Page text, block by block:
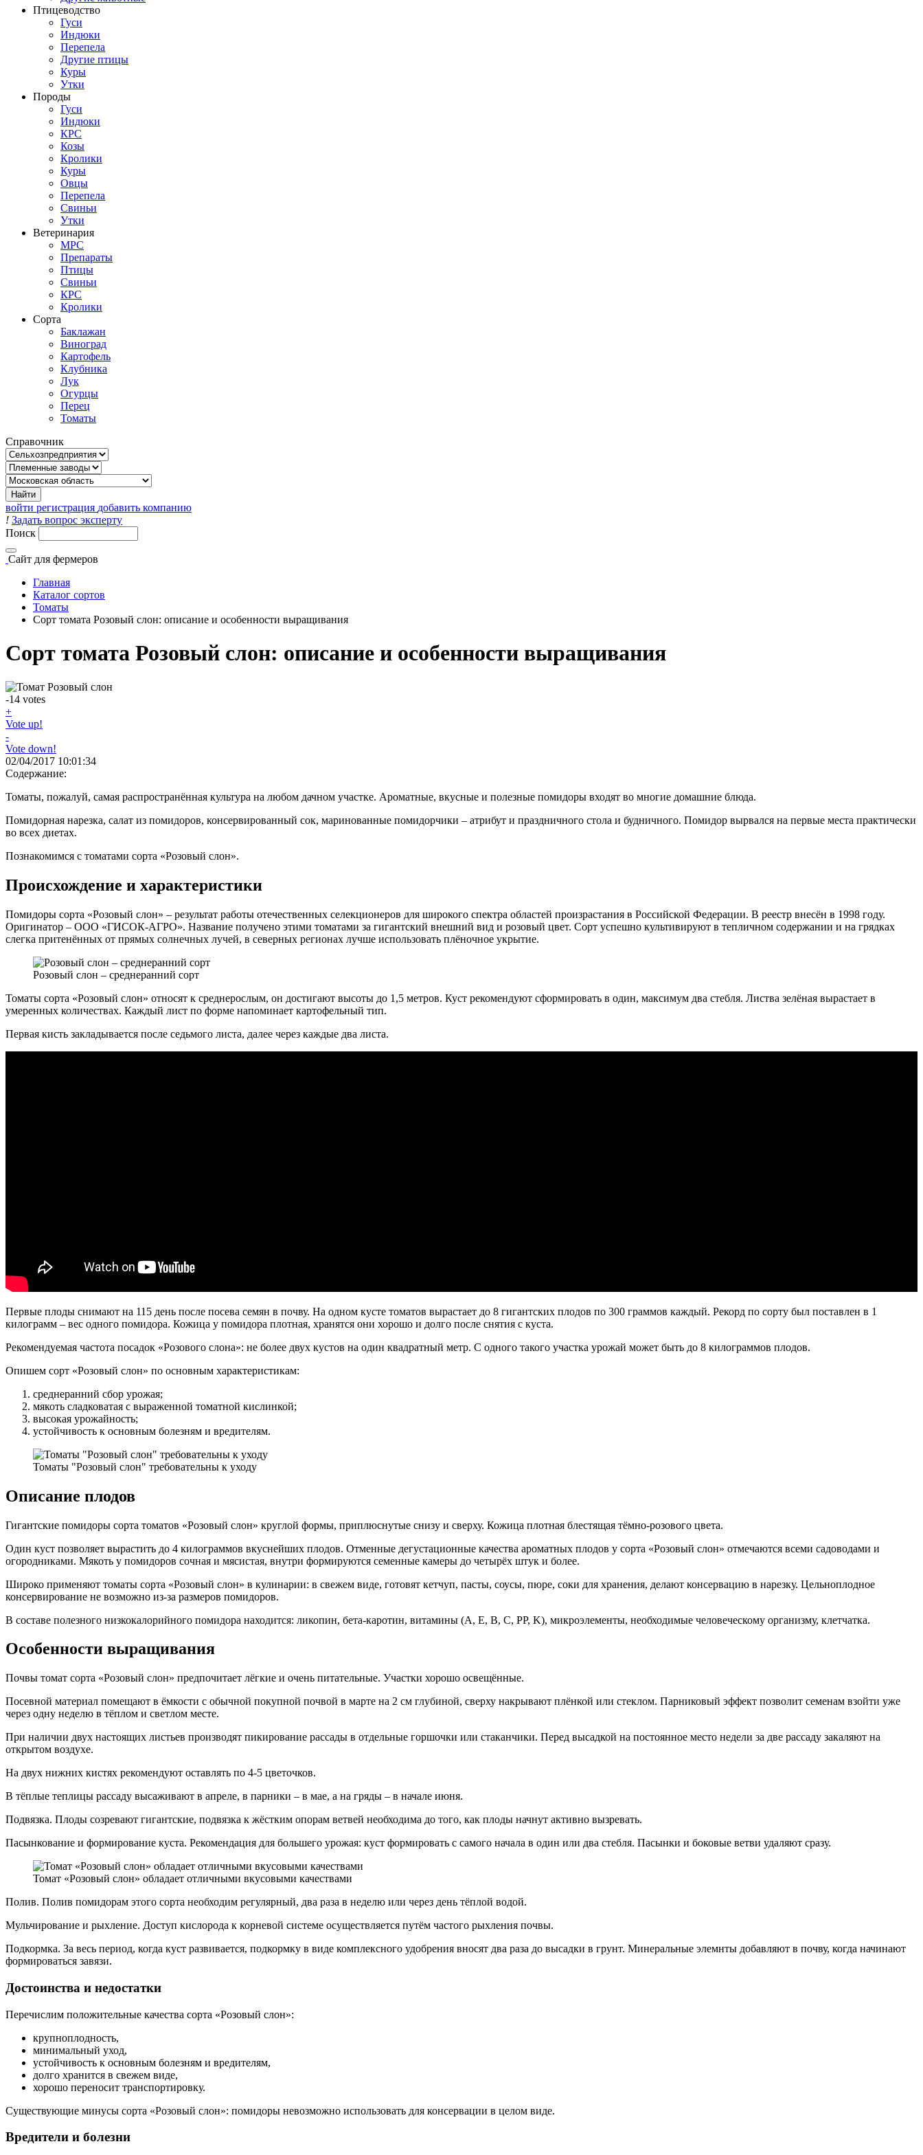
Птицеводство
Гуси
Индюки
Перепела
Другие птицы
Куры
Утки
Породы
Гуси
Индюки
КРС
Козы
Кролики
Куры
Овцы
Перепела
Свиньи
Утки
Ветеринария
МРС
Препараты
Птицы
Свиньи
КРС
Кролики
Сорта
Баклажан
Виноград
Картофель
Клубника
Лук
Огурцы
Перец
Томаты
Справочник
войти регистрация добавить компанию
! Задать вопрос эксперту
Поиск
Сайт для фермеров
Главная
Каталог сортов
Томаты
Сорт томата Розовый слон: описание и особенности выращивания
Сорт томата Розовый слон: описание и особенности выращивания
-14 votes
+
Vote up!
-
Vote down!
02/04/2017 10:01:34
Содержание:
Томаты, пожалуй, самая распространённая культура на любом дачном участке. Ароматные, вкусные и полезные помидоры входят во многие домашние блюда.
Помидорная нарезка, салат из помидоров, консервированный сок, маринованные помидорчики – атрибут и праздничного стола и будничного. Помидор вырвался на первые места практически
во всех диетах.
Познакомимся с томатами сорта «Розовый слон».
Происхождение и характеристики
Помидоры сорта «Розовый слон» – результат работы отечественных селекционеров для широкого спектра областей произрастания в Российской Федерации. В реестр внесён в 1998 году.
Оригинатор – ООО «ГИСОК-АГРО». Название получено этими томатами за гигантский внешний вид и розовый цвет. Сорт успешно культивируют в тепличном содержании и на грядках
слегка притенённых от прямых солнечных лучей, в северных регионах лучше использовать плёночное укрытие.
Розовый слон – среднеранний сорт
Томаты сорта «Розовый слон» относят к среднерослым, он достигают высоты до 1,5 метров. Куст рекомендуют сформировать в один, максимум два стебля. Листва зелёная вырастает в
умеренных количествах. Каждый лист по форме напоминает картофельный тип.
Первая кисть закладывается после седьмого листа, далее через каждые два листа.
Первые плоды снимают на 115 день после посева семян в почву. На одном кусте томатов вырастает до 8 гигантских плодов по 300 граммов каждый. Рекорд по сорту был поставлен в 1
килограмм – вес одного помидора. Кожица у помидора плотная, хранятся они хорошо и долго после снятия с куста.
Рекомендуемая частота посадок «Розового слона»: не более двух кустов на один квадратный метр. С одного такого участка урожай может быть до 8 килограммов плодов.
Опишем сорт «Розовый слон» по основным характеристикам:
среднеранний сбор урожая;
мякоть сладковатая с выраженной томатной кислинкой;
высокая урожайность;
устойчивость к основным болезням и вредителям.
Томаты "Розовый слон" требовательны к уходу
Описание плодов
Гигантские помидоры сорта томатов «Розовый слон» круглой формы, приплюснутые снизу и сверху. Кожица плотная блестящая тёмно-розового цвета.
Один куст позволяет вырастить до 4 килограммов вкуснейших плодов. Отменные дегустационные качества ароматных плодов у сорта «Розовый слон» отмечаются всеми садоводами и
огородниками. Мякоть у помидоров сочная и мясистая, внутри формируются семенные камеры до четырёх штук и более.
Широко применяют томаты сорта «Розовый слон» в кулинарии: в свежем виде, готовят кетчуп, пасты, соусы, пюре, соки для хранения, делают консервацию в нарезку. Цельноплодное
консервирование не возможно из-за размеров помидоров.
В составе полезного низкокалорийного помидора находится: ликопин, бета-каротин, витамины (A, E, B, C, PP, K), микроэлементы, необходимые человеческому организму, клетчатка.
Особенности выращивания
Почвы томат сорта «Розовый слон» предпочитает лёгкие и очень питательные. Участки хорошо освещённые.
Посевной материал помещают в ёмкости с обычной покупной почвой в марте на 2 см глубиной, сверху накрывают плёнкой или стеклом. Парниковый эффект позволит семенам взойти уже
через одну неделю в тёплом и светлом месте.
При наличии двух настоящих листьев производят пикирование рассады в отдельные горшочки или стаканчики. Перед высадкой на постоянное место недели за две рассаду закаляют на
открытом воздухе.
На двух нижних кистях рекомендуют оставлять по 4-5 цветочков.
В тёплые теплицы рассаду высаживают в апреле, в парники – в мае, а на гряды – в начале июня.
Подвязка. Плоды созревают гигантские, подвязка к жёстким опорам ветвей необходима до того, как плоды начнут активно вызревать.
Пасынкование и формирование куста. Рекомендация для большего урожая: куст формировать с самого начала в один или два стебля. Пасынки и боковые ветви удаляют сразу.
Томат «Розовый слон» обладает отличными вкусовыми качествами
Полив. Полив помидорам этого сорта необходим регулярный, два раза в неделю или через день тёплой водой.
Мульчирование и рыхление. Доступ кислорода к корневой системе осуществляется путём частого рыхления почвы.
Подкормка. За весь период, когда куст развивается, подкормку в виде комплексного удобрения вносят два раза до высадки в грунт. Минеральные элемнты добавляют в почву, когда начинают
формироваться завязи.
Достоинства и недостатки
Перечислим положительные качества сорта «Розовый слон»:
крупноплодность,
минимальный уход,
устойчивость к основным болезням и вредителям,
долго хранится в свежем виде,
хорошо переносит транспортировку.
Существующие минусы сорта «Розовый слон»: помидоры невозможно использовать для консервации в целом виде.
Вредители и болезни